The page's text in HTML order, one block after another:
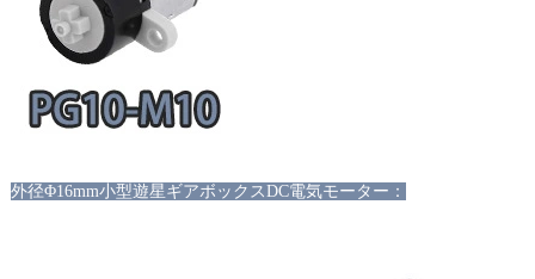
外径Φ16mm小型遊星ギアボックスDC電気モーター：